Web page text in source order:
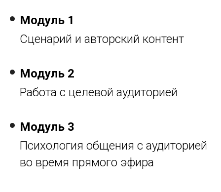
Модуль 1
Сценарий и авторский контент
Модуль 2
Работа с целевой аудиторией
Модуль 3
Психология общения с аудиторией
во время прямого эфира